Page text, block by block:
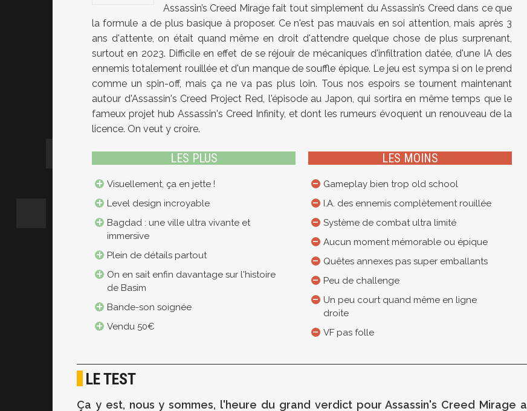
Assassin’s Creed Mirage fait tout simplement du Assassin’s Creed dans ce que
la formule a de plus basique à proposer. Ce n'est pas mauvais en soi attention, mais après 3
ans d'attente, on était quand même en droit d'attendre quelque chose de plus surprenant,
surtout en 2023. Difficile en effet de se réjouir de mécaniques d'infiltration datée, d'une IA des
ennemis totalement rouillée et d'un manque de souffle épique. Le jeu est sympa si on le prend
comme un spin-off, mais ça ne va pas plus loin. Tous nos espoirs se tournent maintenant
autour d'Assassin's Creed Project Red, l'épisode au Japon, qui sortira en même temps que le
fameux projet hub Assassin's Creed Infinity, et dont les rumeurs évoquent un renouveau de la
licence. On veut y croire.
LES PLUS
Visuellement, ça en jette !
Level design incroyable
Bagdad : une ville ultra vivante et
immersive
Plein de détails partout
On en sait enfin davantage sur l'histoire
de Basim
Bande-son soignée
Vendu 50€
LES MOINS
Gameplay bien trop old school
I.A. des ennemis complètement rouillée
Système de combat ultra limité
Aucun moment mémorable ou épique
Quêtes annexes pas super emballants
Peu de challenge
Un peu court quand même en ligne
droite
VF pas folle
LE TEST
Ça y est, nous y sommes, l'heure du grand verdict pour Assassin's Creed Mirage a